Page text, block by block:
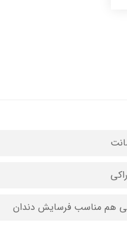
هم مناسب فرسایش دندان